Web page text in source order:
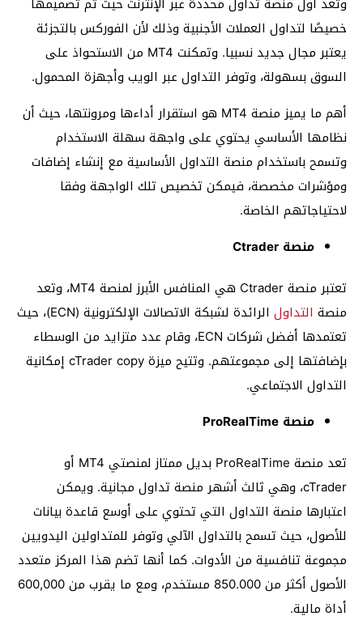
خصيصًا لتداول العملات الأجنبية وذلك لأن الفوركس بالتجزئة
يعتبر مجال جديد نسبيا. وتمكنت MT4 من الاستحواذ على
السوق بسهولة، وتوفر التداول عبر الويب وأجهزة المحمول.
أهم ما يميز منصة MT4 هو استقرار أداءها ومرونتها، حيث أن
نظامها الأساسي يحتوي على واجهة سهلة الاستخدام
وتسمح باستخدام منصة التداول الأساسية مع إنشاء إضافات
ومؤشرات مخصصة، فيمكن تخصيص تلك الواجهة وفقا
لاحتياجاتهم الخاصة.
منصة Ctrader
تعتبر منصة Ctrader هي المنافس الأبرز لمنصة MT4، وتعد
منصة التداول
الرائدة لشبكة الاتصالات الإلكترونية (ECN)، حيث
تعتمدها أفضل شركات ECN، وقام عدد متزايد من الوسطاء
بإضافتها إلى مجموعتهم. وتتيح ميزة cTrader copy إمكانية
التداول الاجتماعي.
منصة ProRealTime
تعد منصة ProRealTime بديل ممتاز لمنصتي MT4 أو
cTrader، وهي ثالث أشهر منصة تداول مجانية. ويمكن
اعتبارها منصة التداول التي تحتوي على أوسع قاعدة بيانات
للأصول، حيث تسمح بالتداول الآلي وتوفر للمتداولين اليدويين
مجموعة تنافسية من الأدوات. كما أنها تضم هذا المركز متعدد
الأصول أكثر من 850.000 مستخدم، ومع ما يقرب من 600,000
أداة مالية.